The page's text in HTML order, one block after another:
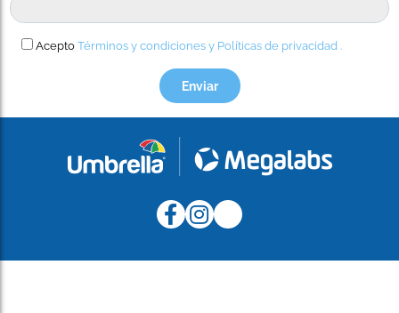
Acepto Términos y condiciones y Políticas de privacidad .